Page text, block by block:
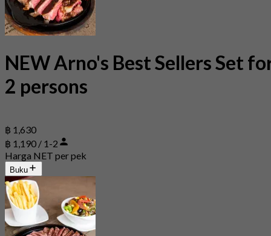
NEW Arno's Best Sellers Set
2 persons
฿ 1,630
฿ 1,190 / 1-2
Harga NET per pek
Buku